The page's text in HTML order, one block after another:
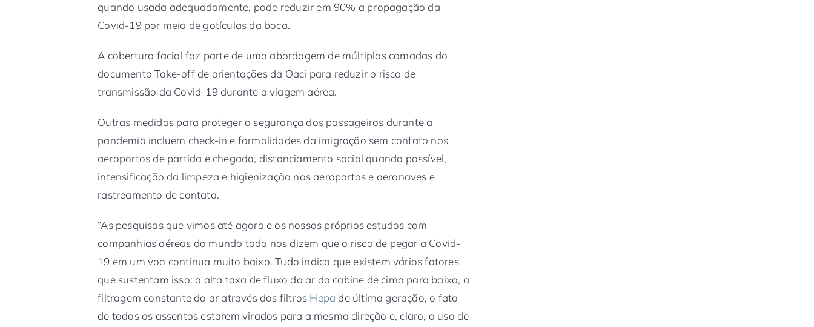
quando usada adequadamente, pode reduzir em 90% a propagação da
Covid-19 por meio de gotículas da boca.
A cobertura facial faz parte de uma abordagem de múltiplas camadas do
documento Take-off de orientações da Oaci para reduzir o risco de
transmissão da Covid-19 durante a viagem aérea.
Outras medidas para proteger a segurança dos passageiros durante a
pandemia incluem check-in e formalidades da imigração sem contato nos
aeroportos de partida e chegada, distanciamento social quando possível,
intensificação da limpeza e higienização nos aeroportos e aeronaves e
rastreamento de contato.
“As pesquisas que vimos até agora e os nossos próprios estudos com
companhias aéreas do mundo todo nos dizem que o risco de pegar a Covid-
19 em um voo continua muito baixo. Tudo indica que existem vários fatores
que sustentam isso: a alta taxa de fluxo do ar da cabine de cima para baixo, a
filtragem constante do ar através dos filtros Hepa de última geração, o fato
de todos os assentos estarem virados para a mesma direção e, claro, o uso de